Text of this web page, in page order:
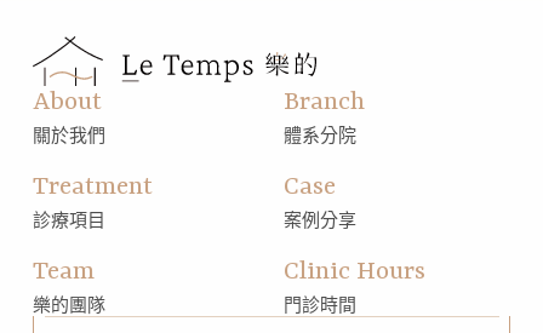
About
關於我們
Branch
體系分院
Treatment
診療項目
Case
案例分享
Team
樂的團隊
Clinic Hours
門診時間